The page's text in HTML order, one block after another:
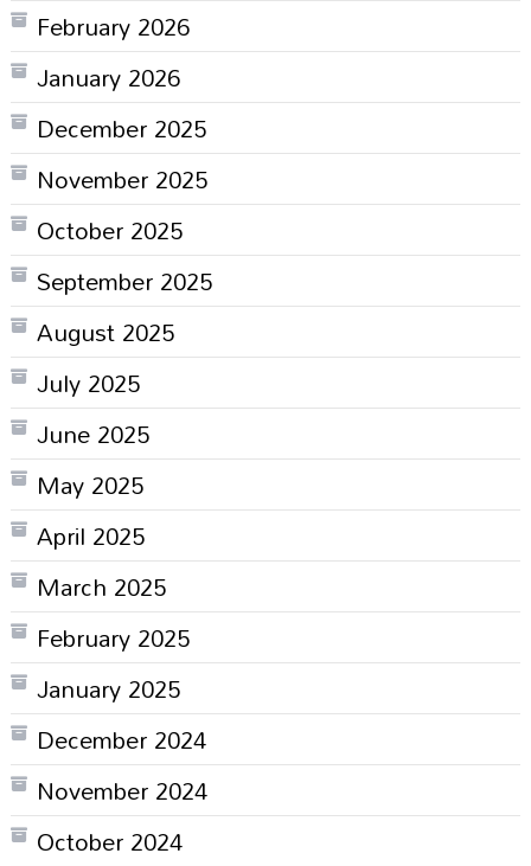
February 2026
January 2026
December 2025
November 2025
October 2025
September 2025
August 2025
July 2025
June 2025
May 2025
April 2025
March 2025
February 2025
January 2025
December 2024
November 2024
October 2024